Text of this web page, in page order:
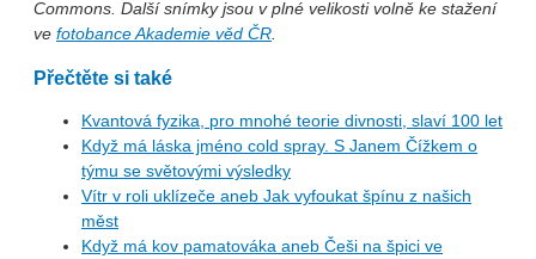
Commons. Další snímky jsou v plné velikosti volně ke stažení
ve fotobance Akademie věd ČR.
Přečtěte si také
Kvantová fyzika, pro mnohé teorie divnosti, slaví 100 let
Když má láska jméno cold spray. S Janem Čížkem o
týmu se světovými výsledky
Vítr v roli uklízeče aneb Jak vyfoukat špínu z našich
měst
Když má kov pamatováka aneb Češi na špici ve